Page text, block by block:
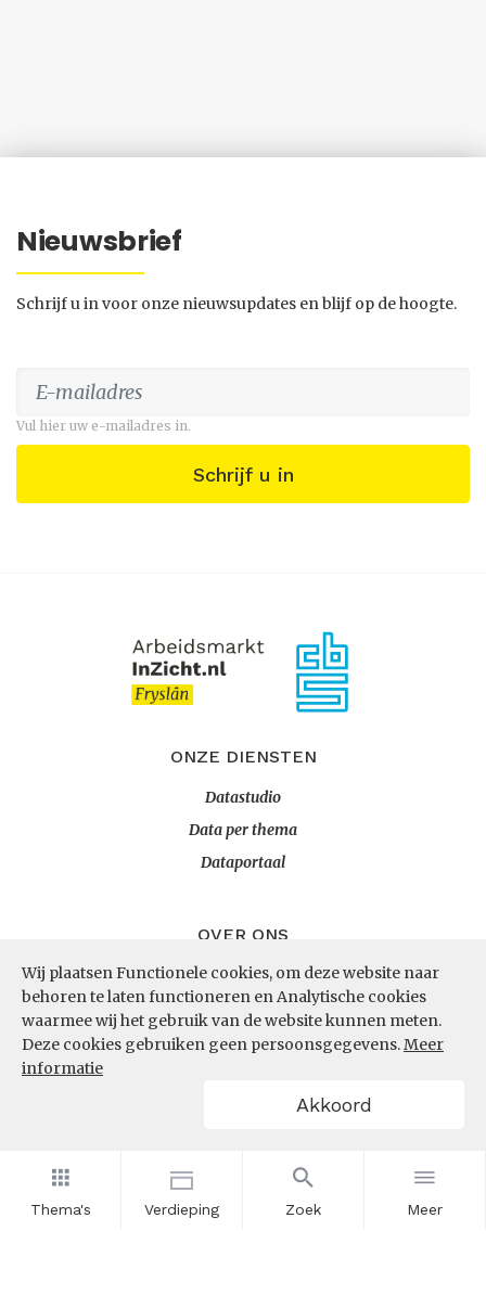
Thema's Verdieping Zoek Meer
Wij plaatsen Functionele cookies, om deze website naar
behoren te laten functioneren en Analytische cookies
waarmee wij het gebruik van de website kunnen meten.
Deze cookies gebruiken geen persoonsgegevens.Meer
informatie
Akkoord
Nieuwsbrief
Schrijf u in voor onze nieuwsupdates en blijf op de hoogte.
Vul hier uw e-mailadres in.
Schrijf u in
ONZE DIENSTEN
Datastudio
Data per thema
Dataportaal
OVER ONS
InZicht
Contact